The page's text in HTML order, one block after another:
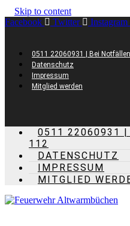
Skip to content
Facebook
Twitter Instagram
0511 22060931 | Bei
Datenschutz
Impressum
Mitglied werden
0511 22060931 |
112
DATENSCHUTZ
IMPRESSUM
MITGLIED